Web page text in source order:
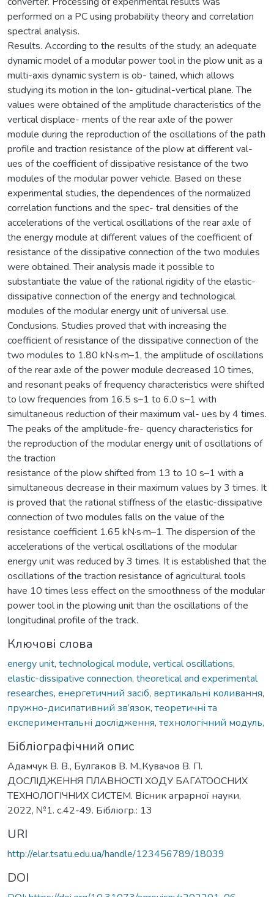
performed on a PC using probability theory and correlation
spectral analysis.
Results. According to the results of the study, an adequate
dynamic model of a modular power tool in the plow unit as a
multi-axis dynamic system is ob- tained, which allows
studying its motion in the lon- gitudinal-vertical plane. The
values were obtained of the amplitude characteristics of the
vertical displace- ments of the rear axle of the power
module during the reproduction of the oscillations of the path
profile and traction resistance of the plow at different val-
ues of the coefficient of dissipative resistance of the two
modules of the modular power vehicle. Based on these
experimental studies, the dependences of the normalized
correlation functions and the spec- tral densities of the
accelerations of the vertical oscillations of the rear axle of
the energy module at different values of the coefficient of
resistance of the dissipative connection of the two modules
were obtained. Their analysis made it possible to
substantiate the value of the rational rigidity of the elastic-
dissipative connection of the energy and technological
modules of the modular energy unit of universal use.
Conclusions. Studies proved that with increasing the
coefficient of resistance of the dissipative connection of the
two modules to 1.80 kN·s·m–1, the amplitude of oscillations
of the rear axle of the power module decreased 10 times,
and resonant peaks of frequency characteristics were shifted
to low frequencies from 16.5 s–1 to 6.0 s–1 with
simultaneous reduction of their maximum val- ues by 4 times.
The peaks of the amplitude-fre- quency characteristics for
the reproduction of the modular energy unit of oscillations of
the traction
resistance of the plow shifted from 13 to 10 s–1 with a
simultaneous decrease in their maximum values by 3 times. It
is proved that the rational stiffness of the elastic-dissipative
connection of two modules falls on the value of the
resistance coefficient 1.65 kN·s·m–1. The dispersion of the
accelerations of the vertical oscillations of the modular
energy unit was reduced by 3 times. It is established that the
oscillations of the traction resistance of agricultural tools
have 10 times less effect on the smoothness of the modular
power tool in the plowing unit than the oscillations of the
longitudinal profile of the track.
Ключові слова
energy unit, technological module, vertical oscillations,
elastic-dissipative connection, theoretical and experimental
researches, енергетичний засіб, вертикальні коливання,
пружно-дисипативний зв’язок, теоретичні та
експериментальні дослідження, технологічний модуль,
Бібліографічний опис
Адамчук В. В., Булгаков В. М.,Кувачов В. П.
ДОСЛІДЖЕННЯ ПЛАВНОСТІ ХОДУ БАГАТООСНИХ
ТЕХНОЛОГІЧНИХ СИСТЕМ. Вісник аграрної науки,
2022, №1. с.42-49. Бібліогр.: 13
URI
http://elar.tsatu.edu.ua/handle/123456789/18039
DOI